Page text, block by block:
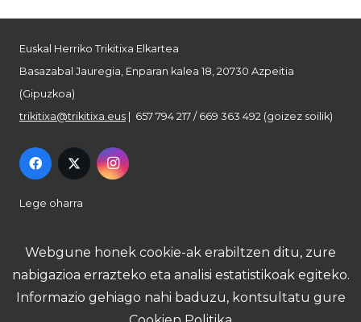
Euskal Herriko Trikitixa Elkartea
Basazabal Jauregia, Enparan kalea 18, 20730 Azpeitia
(Gipuzkoa)
trikitixa@trikitixa.eus | 657 794 217 / 669 363 492 (goizez soilik)
Lege oharra
Pribatutasun politika
Webgune honek cookie-ak erabiltzen ditu, zure
nabigazioa errazteko eta analisi estatistikoak egiteko.
Informazio gehiago nahi baduzu, kontsultatu gure